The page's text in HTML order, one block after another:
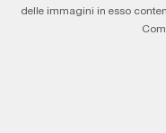
delle immagini in esso